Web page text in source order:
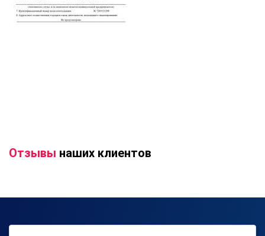
Отзывы наших клиентов